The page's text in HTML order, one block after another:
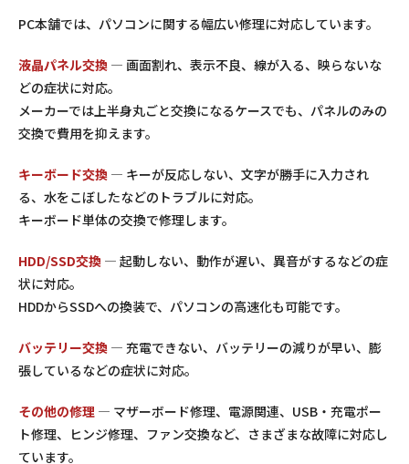
PC本舗では、パソコンに関する幅広い修理に対応しています。
液晶パネル交換 — 画面割れ、表示不良、線が入る、映らないな
どの症状に対応。
メーカーでは上半身丸ごと交換になるケースでも、パネルのみの
交換で費用を抑えます。
キーボード交換 — キーが反応しない、文字が勝手に入力され
る、水をこぼしたなどのトラブルに対応。
キーボード単体の交換で修理します。
HDD/SSD交換 — 起動しない、動作が遅い、異音がするなどの症
状に対応。
HDDからSSDへの換装で、パソコンの高速化も可能です。
バッテリー交換 — 充電できない、バッテリーの減りが早い、膨
張しているなどの症状に対応。
その他の修理 — マザーボード修理、電源関連、USB・充電ポー
ト修理、ヒンジ修理、ファン交換など、さまざまな故障に対応し
ています。